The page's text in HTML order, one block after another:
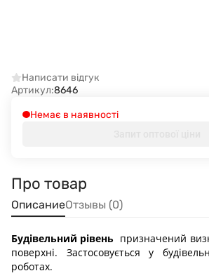
Написати відгук
Артикул:8646
Немає в наявності
Про товар
ОписаниеОтзывы (0)
Будівельний рівень призначений
поверхні. Застосовується у
роботах.